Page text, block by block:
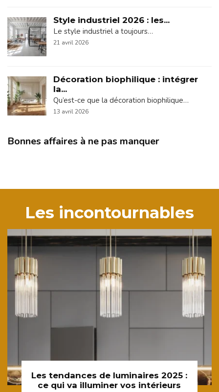
Style industriel 2026 : les...
Le style industriel a toujours…
21 avril 2026
Décoration biophilique : intégrer
la...
Qu’est-ce que la décoration biophilique…
13 avril 2026
Bonnes affaires à ne pas manquer
Les incontournables
Les tendances de luminaires 2025 :
ce qui va illuminer vos intérieurs